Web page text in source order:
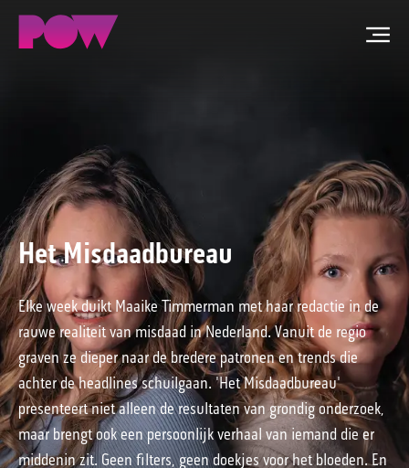
NIEUWS
PROGRAMMA'S
TIP DE REDACTIE
WORD LID
CONTACT
Het Misdaadbureau
Elke week duikt Maaike Timmerman met haar redactie in de
rauwe realiteit van misdaad in Nederland. Vanuit de regio
graven ze dieper naar de bredere patronen en trends die
achter de headlines schuilgaan. 'Het Misdaadbureau'
presenteert niet alleen de resultaten van grondig onderzoek,
maar brengt ook een persoonlijk verhaal van iemand die er
middenin zit. Geen filters, geen doekjes voor het bloeden. En